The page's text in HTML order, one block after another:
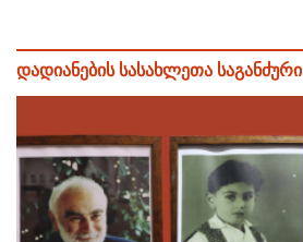
დადიანების სასახლეთა საგანძური